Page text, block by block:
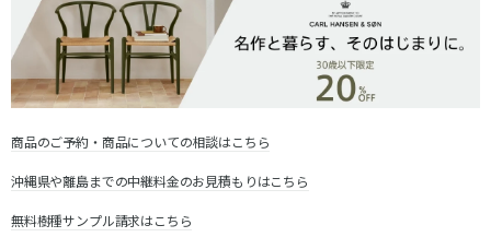
商品のご予約・商品についての相談はこちら
沖縄県や離島までの中継料金のお見積もりはこちら
無料樹種サンプル請求はこちら